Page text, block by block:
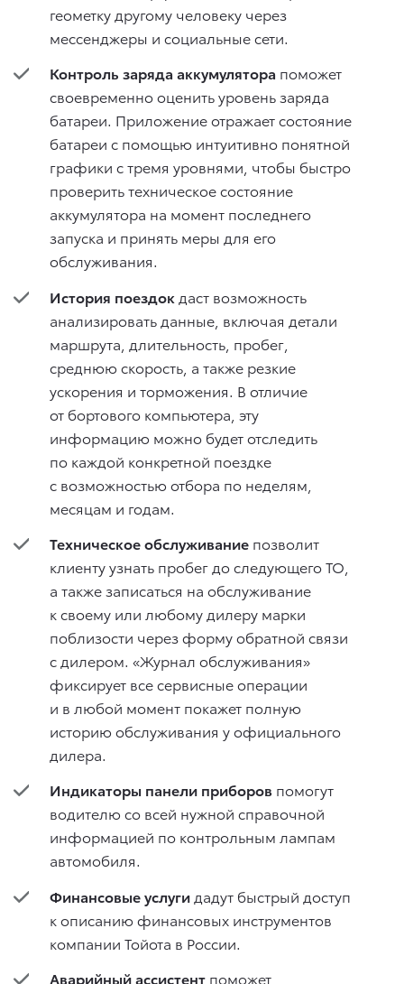
геометку другому человеку через
мессенджеры и социальные сети.
Контроль заряда аккумулятора поможет
своевременно оценить уровень заряда
батареи. Приложение отражает состояние
батареи с помощью интуитивно понятной
графики с тремя уровнями, чтобы быстро
проверить техническое состояние
аккумулятора на момент последнего
запуска и принять меры для его
обслуживания.
История поездок даст возможность
анализировать данные, включая детали
маршрута, длительность, пробег,
среднюю скорость, а также резкие
ускорения и торможения. В отличие
от бортового компьютера, эту
информацию можно будет отследить
по каждой конкретной поездке
с возможностью отбора по неделям,
месяцам и годам.
Техническое обслуживание позволит
клиенту узнать пробег до следующего ТО,
а также записаться на обслуживание
к своему или любому дилеру марки
поблизости через форму обратной связи
с дилером. «Журнал обслуживания»
фиксирует все сервисные операции
и в любой момент покажет полную
историю обслуживания у официального
дилера.
Индикаторы панели приборов помогут
водителю со всей нужной справочной
информацией по контрольным лампам
автомобиля.
Финансовые услуги дадут быстрый доступ
к описанию финансовых инструментов
компании Тойота в России.
Аварийный ассистент поможет